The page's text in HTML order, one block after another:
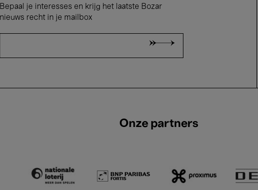
Bepaal je interesses en krijg het laatste Bozar
nieuws recht in je mailbox
Onze partners